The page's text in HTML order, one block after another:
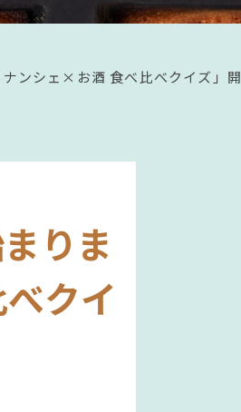
ンシェ×お酒 食べ比べクイズ」開
りま
クイ